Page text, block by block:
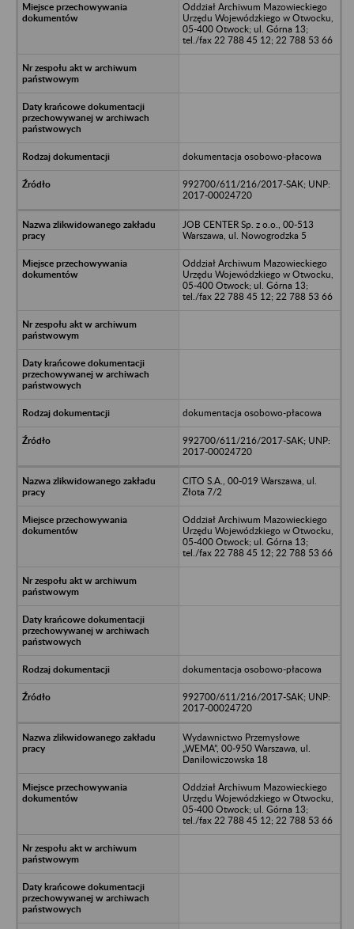
Oddział Archiwum Mazowieckiego
Urzędu Wojewódzkiego w Otwocku,
05-400 Otwock; ul. Górna 13;
tel./fax 22 788 45 12; 22 788 53 66
dokumentacja osobowo-płacowa
992700/611/216/2017-SAK; UNP:
2017-00024720
JOB CENTER Sp. z o.o., 00-513
Warszawa, ul. Nowogrodzka 5
Oddział Archiwum Mazowieckiego
Urzędu Wojewódzkiego w Otwocku,
05-400 Otwock; ul. Górna 13;
tel./fax 22 788 45 12; 22 788 53 66
dokumentacja osobowo-płacowa
992700/611/216/2017-SAK; UNP:
2017-00024720
CITO S.A., 00-019 Warszawa, ul.
Złota 7/2
Oddział Archiwum Mazowieckiego
Urzędu Wojewódzkiego w Otwocku,
05-400 Otwock; ul. Górna 13;
tel./fax 22 788 45 12; 22 788 53 66
dokumentacja osobowo-płacowa
992700/611/216/2017-SAK; UNP:
2017-00024720
Wydawnictwo Przemysłowe
„WEMA”, 00-950 Warszawa, ul.
Danilowiczowska 18
Oddział Archiwum Mazowieckiego
Urzędu Wojewódzkiego w Otwocku,
05-400 Otwock; ul. Górna 13;
tel./fax 22 788 45 12; 22 788 53 66